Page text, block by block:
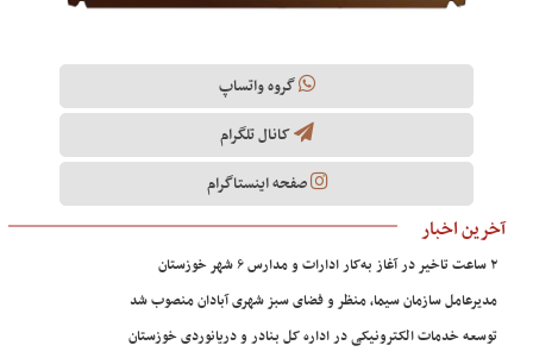
گروه واتساپ
کانال تلگرام
صفحه اینستاگرام
آخرین اخبار
۲ ساعت تاخیر در آغاز به‌کار ادارات و مدارس ۶ شهر خوزستان
مدیرعامل سازمان سیما، منظر و فضای سبز شهری آبادان منصوب شد
توسعه خدمات الکترونیکی در اداره کل بنادر و دریانوردی خوزستان